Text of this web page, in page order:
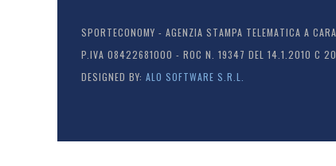
SPORTECONOMY - AGENZIA STAMPA TELEMATICA A
P.IVA 08422681000 - ROC N. 19347 DEL 14.1.2010 C
DESIGNED BY: ALO SOFTWARE S.R.L.